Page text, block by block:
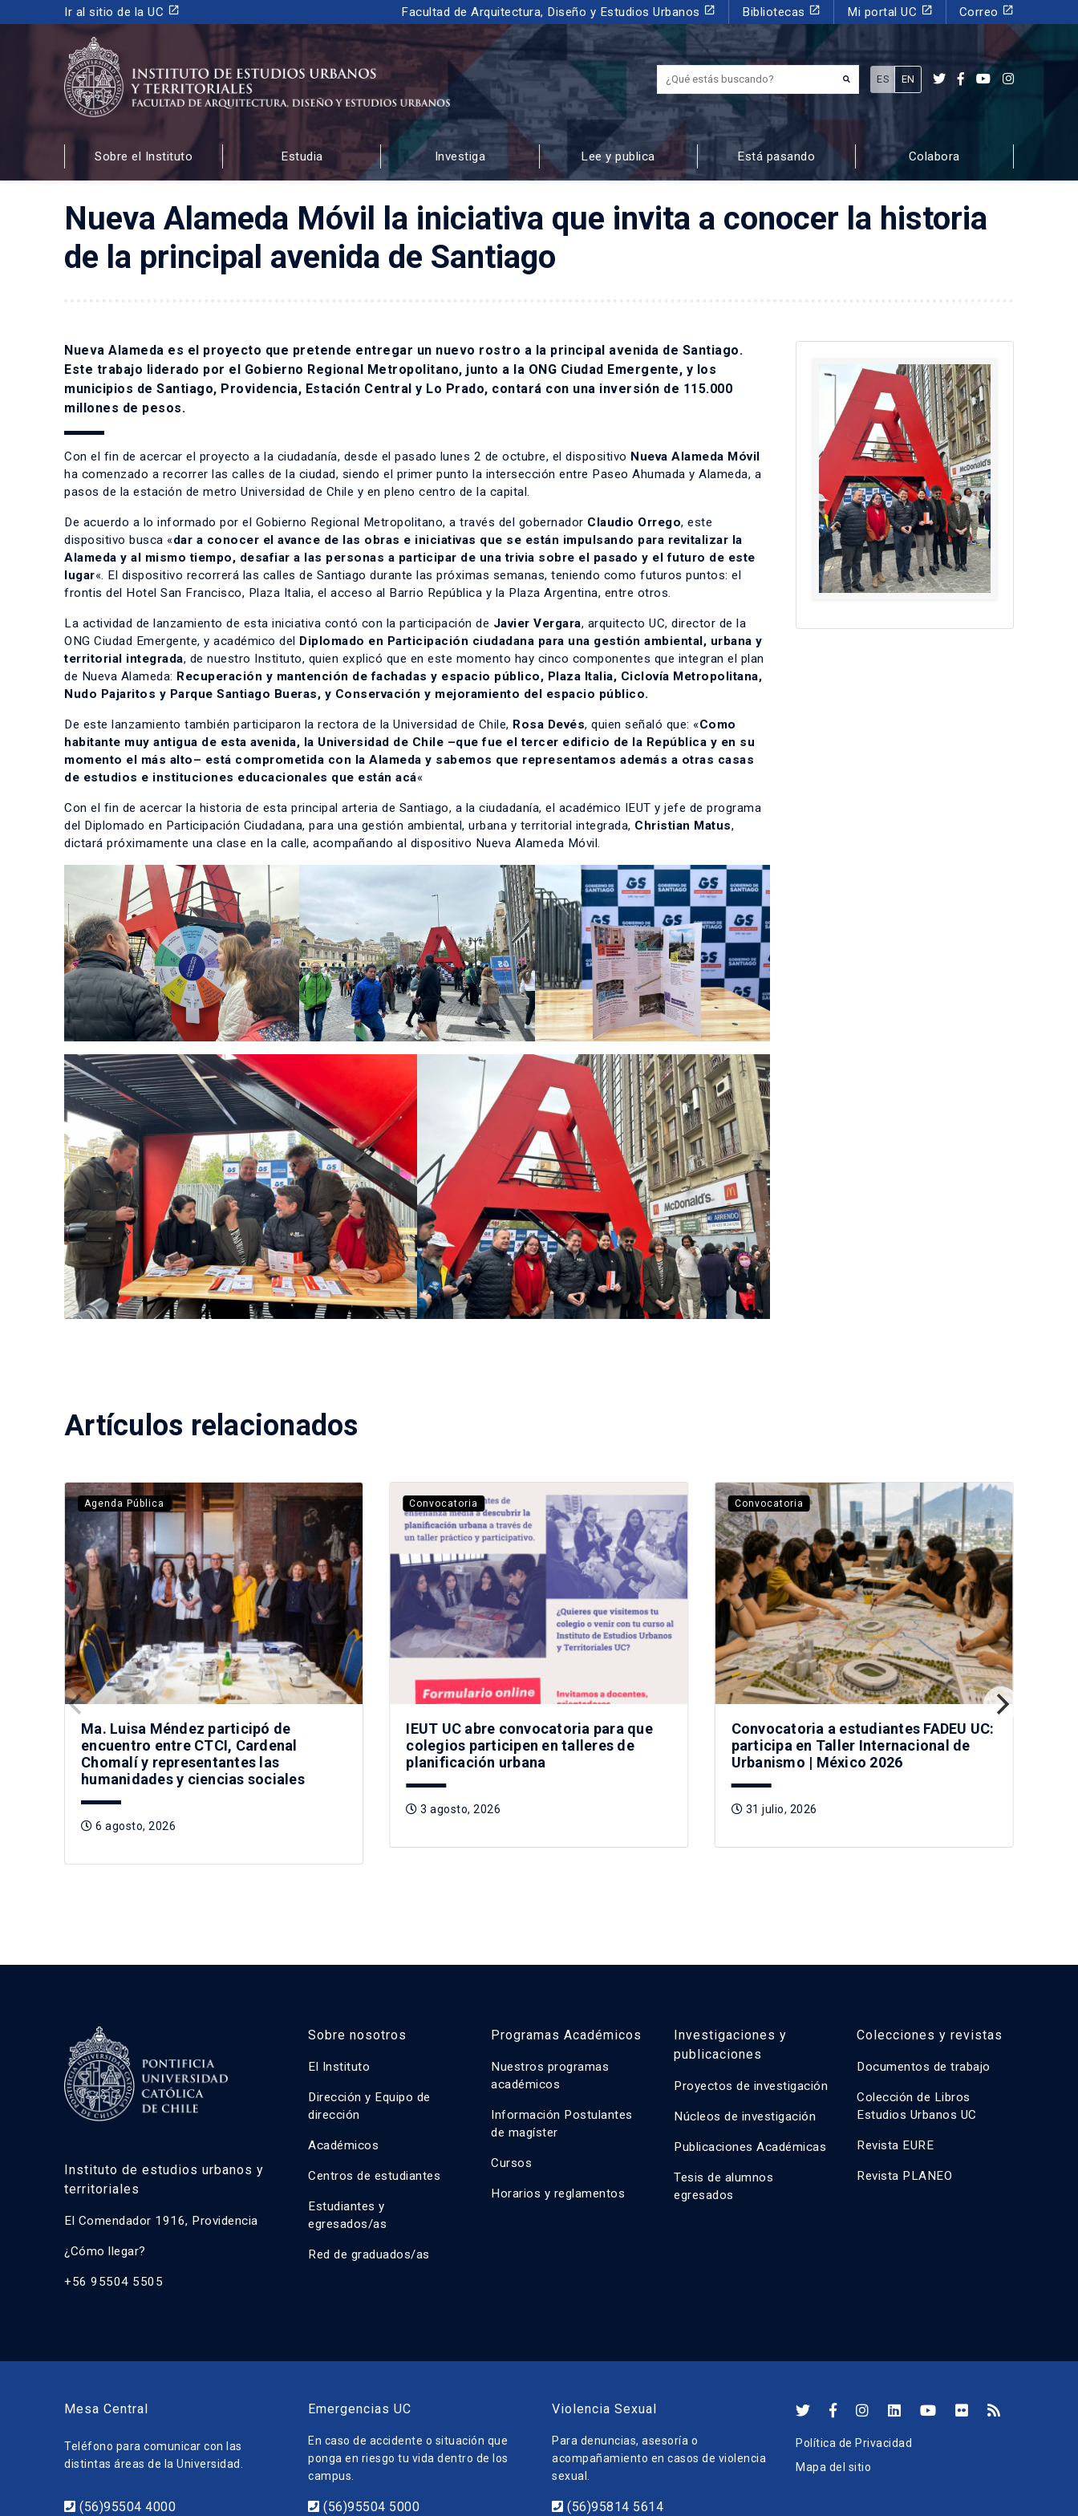
Ir al sitio de la UC launch Facultad de Arquitectura, Diseño y Estudios Urbanos launch Bibliotecas launch Mi portal UC launch Correo launch
INSTITUTO DE ESTUDIOS URBANOS
Y TERRITORIALES
FACULTAD DE ARQUITECTURA, DISEÑO Y ESTUDIOS URBANOS
¿Qué estás buscando?
ES EN
Sobre el Instituto Estudia Investiga Lee y publica Está pasando Colabora
Nueva Alameda Móvil la iniciativa que invita a conocer la historia
de la principal avenida de Santiago
Nueva Alameda es el proyecto que pretende entregar un nuevo rostro a la principal avenida de Santiago.
Este trabajo liderado por el Gobierno Regional Metropolitano, junto a la ONG Ciudad Emergente, y los
municipios de Santiago, Providencia, Estación Central y Lo Prado, contará con una inversión de 115.000
millones de pesos.
Con el fin de acercar el proyecto a la ciudadanía, desde el pasado lunes 2 de octubre, el dispositivo Nueva Alameda Móvil
ha comenzado a recorrer las calles de la ciudad, siendo el primer punto la intersección entre Paseo Ahumada y Alameda, a
pasos de la estación de metro Universidad de Chile y en pleno centro de la capital.
De acuerdo a lo informado por el Gobierno Regional Metropolitano, a través del gobernador Claudio Orrego, este
dispositivo busca «dar a conocer el avance de las obras e iniciativas que se están impulsando para revitalizar la
Alameda y al mismo tiempo, desafiar a las personas a participar de una trivia sobre el pasado y el futuro de este
lugar«. El dispositivo recorrerá las calles de Santiago durante las próximas semanas, teniendo como futuros puntos: el
frontis del Hotel San Francisco, Plaza Italia, el acceso al Barrio República y la Plaza Argentina, entre otros.
La actividad de lanzamiento de esta iniciativa contó con la participación de Javier Vergara, arquitecto UC, director de la
ONG Ciudad Emergente, y académico del Diplomado en Participación ciudadana para una gestión ambiental, urbana y
territorial integrada, de nuestro Instituto, quien explicó que en este momento hay cinco componentes que integran el plan
de Nueva Alameda: Recuperación y mantención de fachadas y espacio público, Plaza Italia, Ciclovía Metropolitana,
Nudo Pajaritos y Parque Santiago Bueras, y Conservación y mejoramiento del espacio público.
De este lanzamiento también participaron la rectora de la Universidad de Chile, Rosa Devés, quien señaló que: «Como
habitante muy antigua de esta avenida, la Universidad de Chile –que fue el tercer edificio de la República y en su
momento el más alto– está comprometida con la Alameda y sabemos que representamos además a otras casas
de estudios e instituciones educacionales que están acá«
Con el fin de acercar la historia de esta principal arteria de Santiago, a la ciudadanía, el académico IEUT y jefe de programa
del Diplomado en Participación Ciudadana, para una gestión ambiental, urbana y territorial integrada, Christian Matus,
dictará próximamente una clase en la calle, acompañando al dispositivo Nueva Alameda Móvil.
Artículos relacionados
Agenda Pública
Ma. Luisa Méndez participó de
encuentro entre CTCI, Cardenal
Chomalí y representantes las
humanidades y ciencias sociales
6 agosto, 2026
Convocatoria
IEUT UC abre convocatoria para que
colegios participen en talleres de
planificación urbana
3 agosto, 2026
Convocatoria
Convocatoria a estudiantes FADEU UC:
participa en Taller Internacional de
Urbanismo | México 2026
31 julio, 2026
Instituto de estudios urbanos y
territoriales
El Comendador 1916, Providencia
¿Cómo llegar?
+56 95504 5505
Sobre nosotros
El Instituto
Dirección y Equipo de
dirección
Académicos
Centros de estudiantes
Estudiantes y
egresados/as
Red de graduados/as
Programas Académicos
Nuestros programas
académicos
Información Postulantes
de magíster
Cursos
Horarios y reglamentos
Investigaciones y
publicaciones
Proyectos de investigación
Núcleos de investigación
Publicaciones Académicas
Tesis de alumnos
egresados
Colecciones y revistas
Documentos de trabajo
Colección de Libros
Estudios Urbanos UC
Revista EURE
Revista PLANEO
Mesa Central
Teléfono para comunicar con las
distintas áreas de la Universidad.
(56)95504 4000
Emergencias UC
En caso de accidente o situación que
ponga en riesgo tu vida dentro de los
campus.
(56)95504 5000
Violencia Sexual
Para denuncias, asesoría o
acompañamiento en casos de violencia
sexual.
(56)95814 5614
Política de Privacidad
Mapa del sitio